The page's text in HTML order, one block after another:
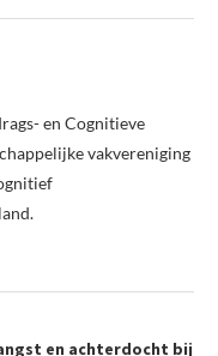
en Cognitieve
vakvereniging
en achterdocht bij